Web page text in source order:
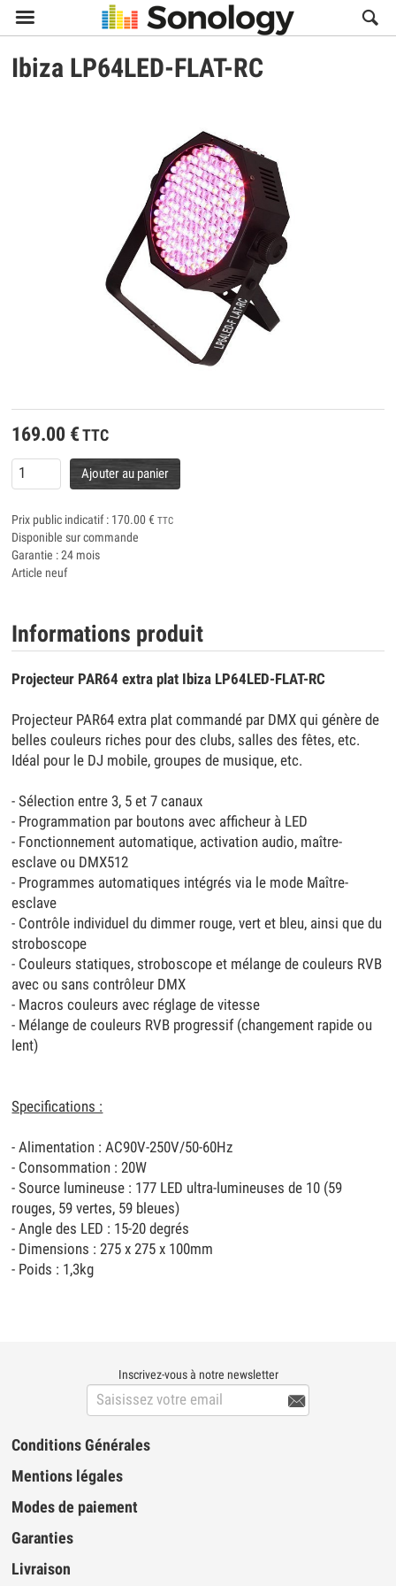

Ibiza LP64LED-FLAT-RC
169.00 € TTC
Ajouter au panier
Prix public indicatif : 170.00 € TTC
Disponible sur commande
Garantie : 24 mois
Article neuf
Informations produit
Projecteur PAR64 extra plat Ibiza LP64LED-FLAT-RC
Projecteur PAR64 extra plat commandé par DMX qui génère de
belles couleurs riches pour des clubs, salles des fêtes, etc.
Idéal pour le DJ mobile, groupes de musique, etc.
- Sélection entre 3, 5 et 7 canaux
- Programmation par boutons avec afficheur à LED
- Fonctionnement automatique, activation audio, maître-
esclave ou DMX512
- Programmes automatiques intégrés via le mode Maître-
esclave
- Contrôle individuel du dimmer rouge, vert et bleu, ainsi que du
stroboscope
- Couleurs statiques, stroboscope et mélange de couleurs RVB
avec ou sans contrôleur DMX
- Macros couleurs avec réglage de vitesse
- Mélange de couleurs RVB progressif (changement rapide ou
lent)
Specifications :
- Alimentation : AC90V-250V/50-60Hz
- Consommation : 20W
- Source lumineuse : 177 LED ultra-lumineuses de 10 (59
rouges, 59 vertes, 59 bleues)
- Angle des LED : 15-20 degrés
- Dimensions : 275 x 275 x 100mm
- Poids : 1,3kg
Inscrivez-vous à notre newsletter

Conditions Générales
Mentions légales
Modes de paiement
Garanties
Livraison